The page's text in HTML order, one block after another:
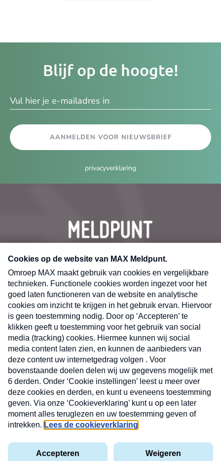
Blijf op de hoogte!
AANMELDEN VOOR NIEUWSBRIEF
privacyverklaring
CONTACT
Volg ons op
MAX
Cookieverklaring
Kwetsbaarheid
X
Nieuwsbrief
Neem hier een gratis abonnement op de MAX
Consumenten nieuwsbrief. Elke maandag en
donderdag in uw mailbox.